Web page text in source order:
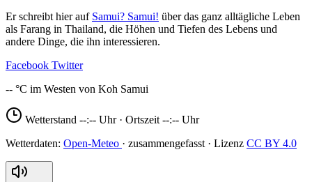
Er schreibt hier auf Samui? Samui! über das ganz alltägliche Leben
als Farang in Thailand, die Höhen und Tiefen des Lebens und
andere Dinge, die ihn interessieren.
Facebook Twitter
--
Wetterstand --:-- Uhr · Ortszeit --:-- Uhr
Open-Meteo
CC BY 4.0